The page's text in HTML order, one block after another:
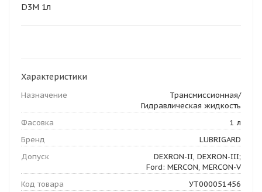
D3M 1л
Характеристики
Назначение
Трансмиссионная/
Гидравлическая жидкость
Фасовка
1 л
Бренд
LUBRIGARD
Допуск
DEXRON-II, DEXRON-III;
Ford: MERCON, MERCON-V
Код товара
УТ000051456